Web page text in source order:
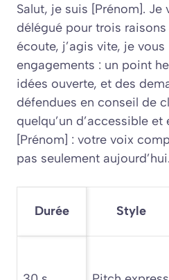
Salut, je suis [Prénom]. Je
délégué pour trois
écoute, j’agis vite, je
engagements : un point
idées ouverte, et des
défendues en conseil de
quelqu’un d’accessible
[Prénom] : votre voix
pas seulement aujourd’hui.
Durée Style